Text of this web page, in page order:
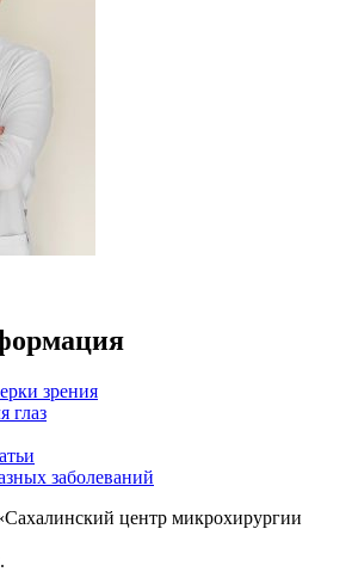
зрения
глаз
заболеваний
центр микрохирургии